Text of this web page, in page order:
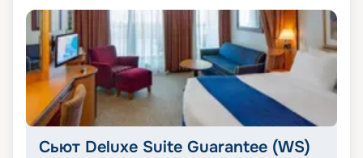
Сьют Deluxe Suite Guarantee (WS)